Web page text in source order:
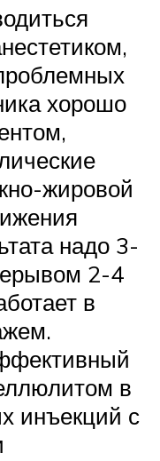
хорошо
жировой
надо 3-
2-4
в
в
инъекций с